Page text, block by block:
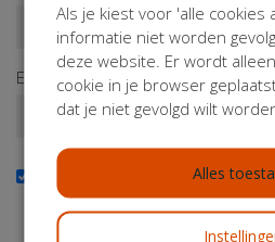
E-mailadres*
Ja, ik wil de nieuwsbrief
Wil je op de hoogte blijven van
dan in!
Als je kiest voor 'alle cookies
informatie niet worden
deze website. Er wordt
cookie in je browser
dat je niet gevolgd wilt
Alles